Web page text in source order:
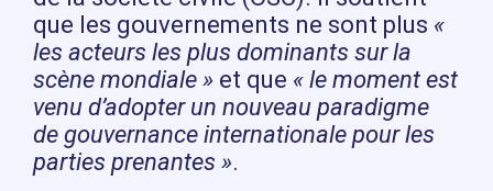
que les gouvernements ne sont plus «
les acteurs les plus dominants sur la
scène mondiale » et que « le moment est
venu d’adopter un nouveau paradigme
de gouvernance internationale pour les
parties prenantes ».